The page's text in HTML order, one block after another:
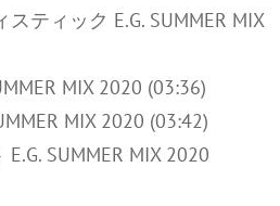
スティック E.G. SUMMER MIX
MIX 2020 (03:36)
MIX 2020 (03:42)
SUMMER MIX 2020